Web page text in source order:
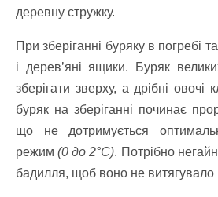
деревну стружку.
При зберіганні буряку в погребі
і дерев’яні ящики. Буряк
зберігати зверху, а дрібні овочі
буряк на зберіганні починає
що не дотримується
режим(0 до 2°С). Потрібно
бадилля, щоб воно не витягувало